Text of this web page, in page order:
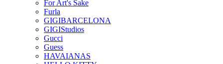
For Art's Sake
Furla
GIGIBARCELONA
GIGIStudios
Gucci
Guess
HAVAIANAS